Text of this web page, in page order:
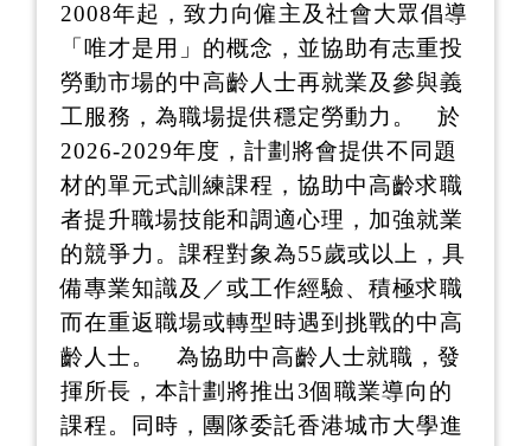
2008年起，致力向僱主及社會大眾倡導
「唯才是用」的概念，並協助有志重投
勞動市場的中高齡人士再就業及參與義
工服務，為職場提供穩定勞動力。 於
2026-2029年度，計劃將會提供不同題
材的單元式訓練課程，協助中高齡求職
者提升職場技能和調適心理，加強就業
的競爭力。課程對象為55歲或以上，具
備專業知識及／或工作經驗、積極求職
而在重返職場或轉型時遇到挑戰的中高
齡人士。 為協助中高齡人士就職，發
揮所長，本計劃將推出3個職業導向的
課程。同時，團隊委託香港城市大學進